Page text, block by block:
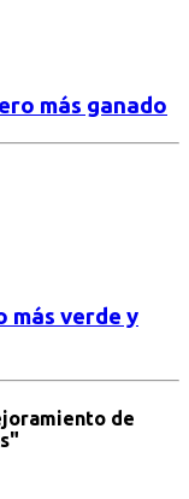
más ganado
más verde y
de